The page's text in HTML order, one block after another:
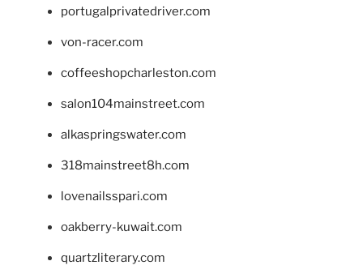
portugalprivatedriver.com
von-racer.com
coffeeshopcharleston.com
salon104mainstreet.com
alkaspringswater.com
318mainstreet8h.com
lovenailsspari.com
oakberry-kuwait.com
quartzliterary.com